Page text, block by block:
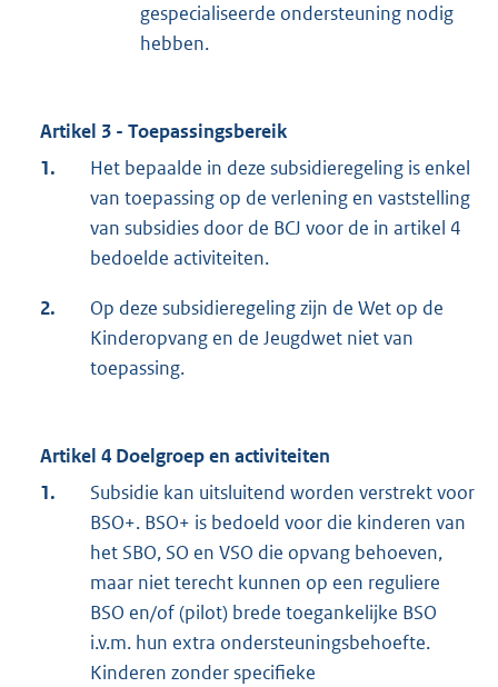
gespecialiseerde ondersteuning nodig
hebben.
Artikel 3 - Toepassingsbereik
1.
Het bepaalde in deze subsidieregeling is enkel
van toepassing op de verlening en vaststelling
van subsidies door de BCJ voor de in artikel 4
bedoelde activiteiten.
2.
Op deze subsidieregeling zijn de Wet op de
Kinderopvang en de Jeugdwet niet van
toepassing.
Artikel 4 Doelgroep en activiteiten
1.
Subsidie kan uitsluitend worden verstrekt voor
BSO+. BSO+ is bedoeld voor die kinderen van
het SBO, SO en VSO die opvang behoeven,
maar niet terecht kunnen op een reguliere
BSO en/of (pilot) brede toegankelijke BSO
i.v.m. hun extra ondersteuningsbehoefte.
Kinderen zonder specifieke